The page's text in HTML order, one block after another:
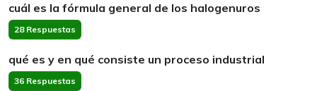
cuál es la fórmula general de los halogenuros
28 Respuestas
qué es y en qué consiste un proceso industrial
36 Respuestas